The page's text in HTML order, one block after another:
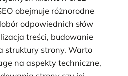
obejmuje różnorodne
odpowiednich słów
treści, budowanie
struktury strony. Warto
na aspekty techniczne,